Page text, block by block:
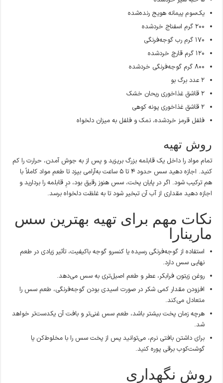
یک‌سوم پیمانه هویج رنده‌شده
۲۰۰ گرم اسفناج خردشده
۱۷۰ گرم رب گوجه‌فرنگی
۱۲۰ گرم قارچ خردشده
۸۰۰ گرم گوجه‌فرنگی خردشده
۲ عدد برگ بو
۲ قاشق غذاخوری ریحان خشک
۲ قاشق غذاخوری پونه کوهی
فلفل قرمز خردشده، نمک و فلفل به میزان دلخواه
روش تهیه
تمام مواد را داخل یک قابلمه بزرگ بریزید و پس از به جوش آمدن، حرارت را کم
کنید. اجازه دهید سس حدود ۴ تا ۵ ساعت به‌آرامی بپزد تا طعم مواد کاملاً با
هم ترکیب شود. اگر در پایان پخت، سس هنوز رقیق بود، درِ قابلمه را بردارید و
اجازه دهید مقداری از آب آن تبخیر شود تا به غلظت دلخواه برسد.
نکات مهم برای تهیه بهترین سس
مارینارا
استفاده از گوجه‌فرنگی رسیده یا کنسرو گوجه باکیفیت، تأثیر زیادی در طعم
نهایی سس دارد.
روغن زیتون فرابکر، عطر و طعم اصیل‌تری به سس می‌دهد.
افزودن مقدار کمی شکر در صورت اسیدی بودن گوجه‌فرنگی، طعم سس را
متعادل می‌کند.
هرچه زمان پخت بیشتر باشد، طعم سس غنی‌تر و بافت آن یکدست‌تر خواهد
شد.
برای داشتن بافتی نرم، می‌توانید پس از پخت سس را با مخلوط‌کن یا
گوشت‌کوب برقی پوره کنید.
روش نگهداری